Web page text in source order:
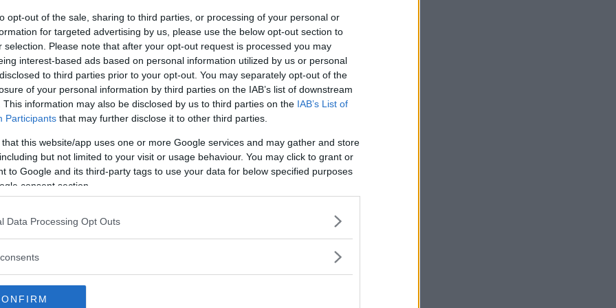
opt-out of the sale, sharing to third parties, or processing of your personal or
for targeted advertising by us, please use the below opt-out section to
selection. Please note that after your opt-out request is processed you may
interest-based ads based on personal information utilized by us or personal
to third parties prior to your opt-out. You may separately opt-out of the
of your personal information by third parties on the IAB’s list of downstream
This information may also be disclosed by us to third parties on the IAB’s List of
Participants that may further disclose it to other third parties.
that this website/app uses one or more Google services and may gather and store
but not limited to your visit or usage behaviour. You may click to grant or
to Google and its third-party tags to use your data for below specified purposes
consent section.
Data Processing Opt Outs
200 000 kronor – eller 3 000
flera populära modeller och listar
plus och minus
för pengarna. Här är fem
bilar
populäraste bilmodeller? Vi listar de